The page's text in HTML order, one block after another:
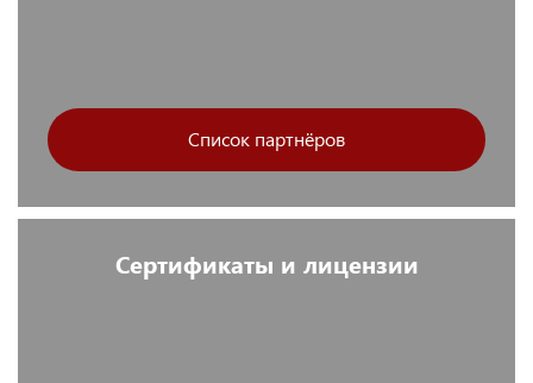
Список партнёров
Сертификаты и лицензии